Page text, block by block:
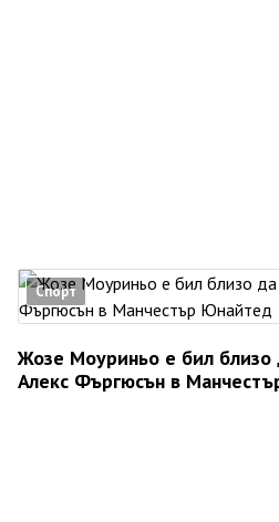
Спорт
Жозе Моуриньо е бил близо
Алекс Фъргюсън в